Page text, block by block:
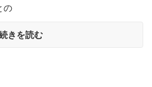
の
きを読む